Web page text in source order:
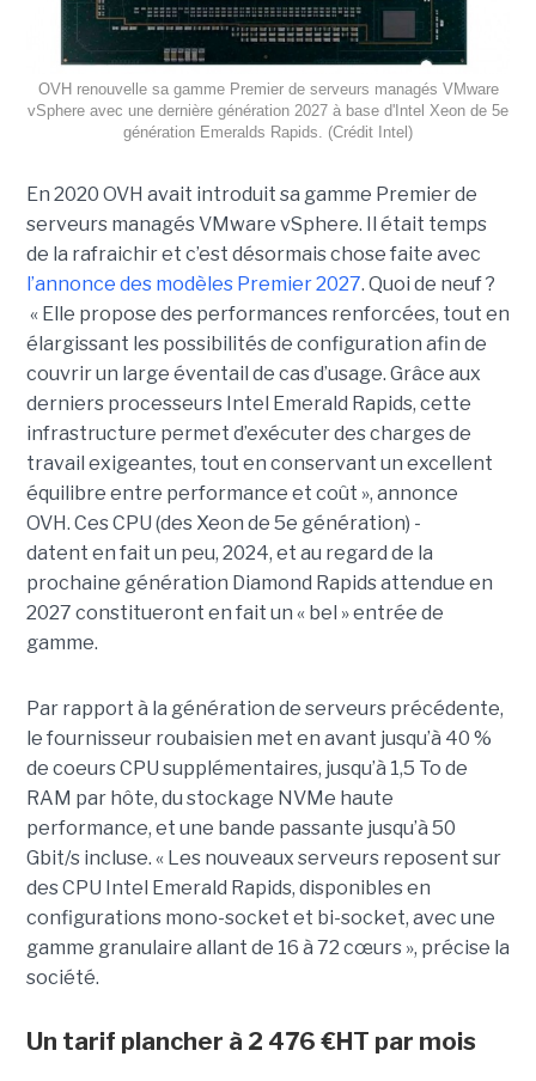
OVH renouvelle sa gamme Premier de serveurs managés VMware
vSphere avec une dernière génération 2027 à base d'Intel Xeon de 5e
génération Emeralds Rapids. (Crédit Intel)
En 2020 OVH avait introduit sa gamme Premier de
serveurs managés VMware vSphere. Il était temps
de la rafraichir et c’est désormais chose faite avec
l’annonce des modèles Premier 2027. Quoi de neuf ?
« Elle propose des performances renforcées, tout en
élargissant les possibilités de configuration afin de
couvrir un large éventail de cas d’usage. Grâce aux
derniers processeurs Intel Emerald Rapids, cette
infrastructure permet d’exécuter des charges de
travail exigeantes, tout en conservant un excellent
équilibre entre performance et coût », annonce
OVH. Ces CPU (des Xeon de 5e génération) -
datent en fait un peu, 2024, et au regard de la
prochaine génération Diamond Rapids attendue en
2027 constitueront en fait un « bel » entrée de
gamme.
Par rapport à la génération de serveurs précédente,
le fournisseur roubaisien met en avant jusqu’à 40 %
de coeurs CPU supplémentaires, jusqu’à 1,5 To de
RAM par hôte, du stockage NVMe haute
performance, et une bande passante jusqu’à 50
Gbit/s incluse. « Les nouveaux serveurs reposent sur
des CPU Intel Emerald Rapids, disponibles en
configurations mono-socket et bi-socket, avec une
gamme granulaire allant de 16 à 72 cœurs », précise la
société.
Un tarif plancher à 2 476 €HT par mois